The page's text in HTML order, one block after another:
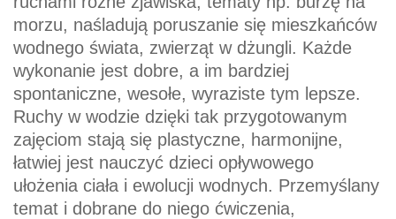
morzu, naśladują poruszanie się mieszkańców
wodnego świata, zwierząt w dżungli. Każde
wykonanie jest dobre, a im bardziej
spontaniczne, wesołe, wyraziste tym lepsze.
Ruchy w wodzie dzięki tak przygotowanym
zajęciom stają się plastyczne, harmonijne,
łatwiej jest nauczyć dzieci opływowego
ułożenia ciała i ewolucji wodnych. Przemyślany
temat i dobrane do niego ćwiczenia,